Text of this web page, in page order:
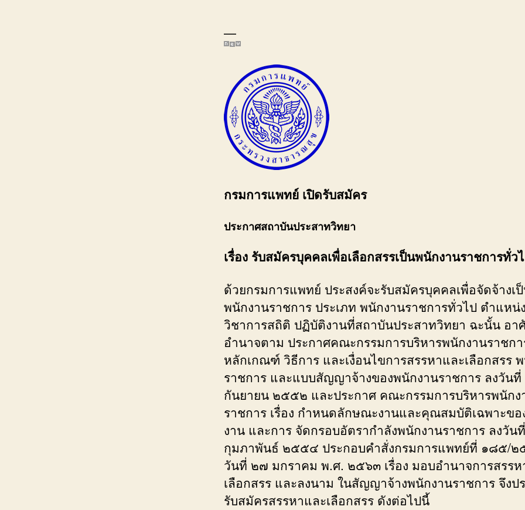
—
กรมการแพทย์ เปิดรับสมัคร
ประกาศสถาบันประสาทวิทยา
เรื่อง รับสมัครบุคคลเพื่อเลือกสรรเป็นพนักงานราชการทั่ว
ด้วยกรมการแพทย์ ประสงค์จะรับสมัครบุคคลเพื่อจัดจ้างเ
พนักงานราชการ ประเภท พนักงานราชการทั่วไป ตำแหน่
วิชาการสถิติ ปฏิบัติงานที่สถาบันประสาทวิทยา ฉะนั้น อา
อำนาจตาม ประกาศคณะกรรมการบริหารพนักงานราชกา
หลักเกณฑ์ วิธีการ และเงื่อนไขการสรรหาและเลือกสรร
ราชการ และแบบสัญญาจ้างของพนักงานราชการ ลงวัน
กันยายน ๒๕๕๒ และประกาศ คณะกรรมการบริหารพนักง
ราชการ เรื่อง กำหนดลักษณะงานและคุณสมบัติเฉพาะข
งาน และการ จัดกรอบอัตรากำลังพนักงานราชการ ลงวัน
กุมภาพันธ์ ๒๕๕๔ ประกอบคำสั่งกรมการแพทย์ที่ ๑๘๕/๒
วันที่ ๒๗ มกราคม พ.ศ. ๒๕๖๓ เรื่อง มอบอำนาจการสรร
เลือกสรร และลงนาม ในสัญญาจ้างพนักงานราชการ จึงป
รับสมัครสรรหาและเลือกสรร ดังต่อไปนี้